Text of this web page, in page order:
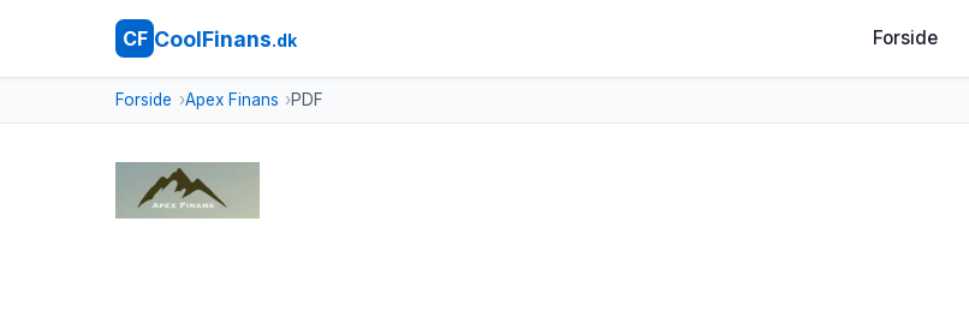
CF CoolFinans.dk Forside
Forside Apex Finans PDF